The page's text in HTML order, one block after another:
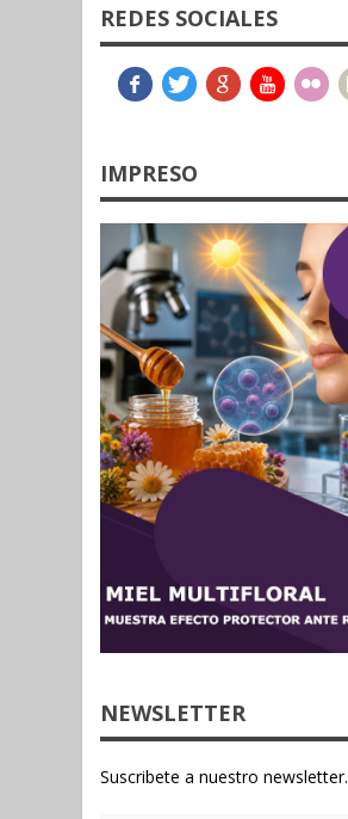
REDES SOCIALES
IMPRESO
NEWSLETTER
Suscribete a nuestro newsletter.